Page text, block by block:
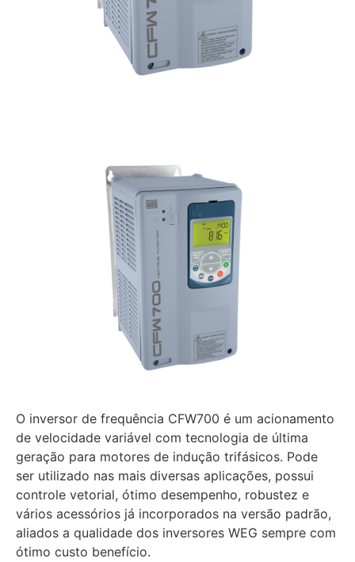
O inversor de frequência CFW700 é um acionamento
de velocidade variável com tecnologia de última
geração para motores de indução trifásicos. Pode
ser utilizado nas mais diversas aplicações, possui
controle vetorial, ótimo desempenho, robustez e
vários acessórios já incorporados na versão padrão,
aliados a qualidade dos inversores WEG sempre com
ótimo custo benefício.